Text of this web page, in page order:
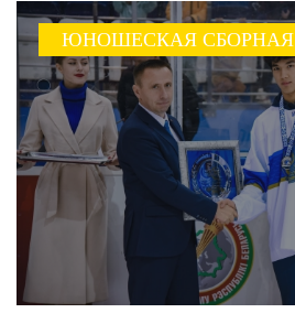
ЮНОШЕСКАЯ СБОРНАЯ